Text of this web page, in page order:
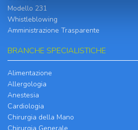
Modello 231
Whistleblowing
Amministrazione Trasparente
BRANCHE SPECIALISTICHE
Alimentazione
Allergologia
Anestesia
Cardiologia
Chirurgia della Mano